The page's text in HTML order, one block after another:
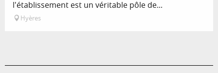
l'établissement est un véritable pôle de...
Hyères